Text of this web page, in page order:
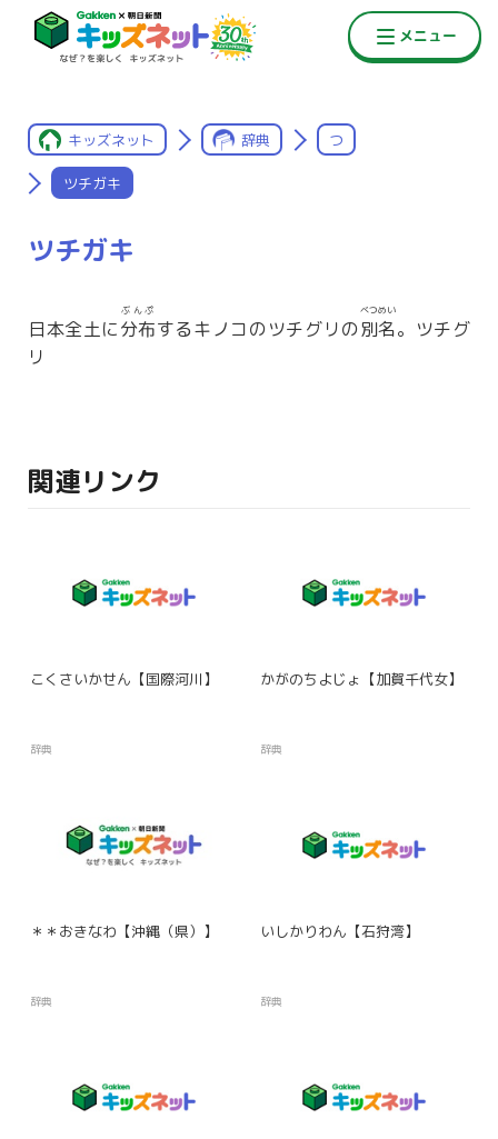
キッズネット 辞典 つ
ツチガキ
ツチガキ
日本全土に分布
ぶんぷ
するキノコのツチグリの別名
べつめい
。ツチグ
リ
関連リンク
こくさいかせん【国際河川】
辞典
かがのちよじょ【加賀千代女】
辞典
＊＊おきなわ【沖縄（県）】
辞典
いしかりわん【石狩湾】
辞典